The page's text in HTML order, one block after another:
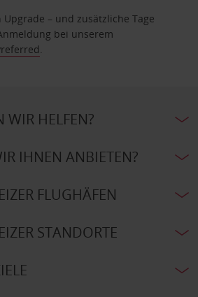
– und zusätzliche Tage
bei unserem
HELFEN?
IHNEN ANBIETEN?
FLUGHÄFEN
STANDORTE